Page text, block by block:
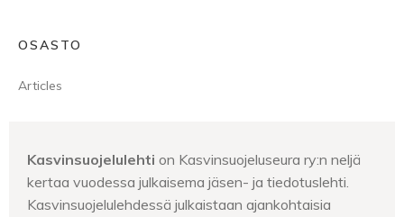
OSASTO
Articles
Kasvinsuojelulehti on Kasvinsuojeluseura ry:n neljä
kertaa vuodessa julkaisema jäsen- ja tiedotuslehti.
Kasvinsuojelulehdessä julkaistaan ajankohtaisia